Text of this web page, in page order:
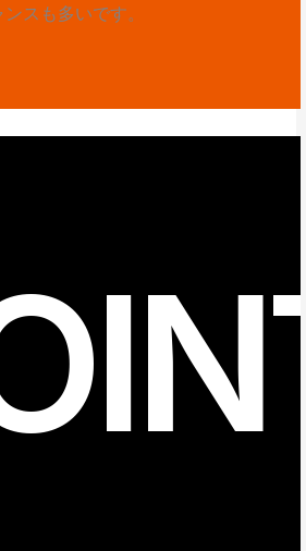
スも多いです。